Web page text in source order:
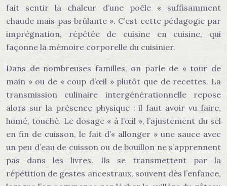
fait sentir la chaleur d’une poêle « suffisamment
chaude mais pas brûlante ». C’est cette pédagogie par
imprégnation, répétée de cuisine en cuisine, qui
façonne la mémoire corporelle du cuisinier.
Dans de nombreuses familles, on parle de « tour de
main » ou de « coup d’œil » plutôt que de recettes. La
transmission culinaire intergénérationnelle repose
alors sur la présence physique : il faut avoir vu faire,
humé, touché. Le dosage « à l’œil », l’ajustement du sel
en fin de cuisson, le fait d’« allonger » une sauce avec
un peu d’eau de cuisson ou de bouillon ne s’apprennent
pas dans les livres. Ils se transmettent par la
répétition de gestes ancestraux, souvent dès l’enfance,